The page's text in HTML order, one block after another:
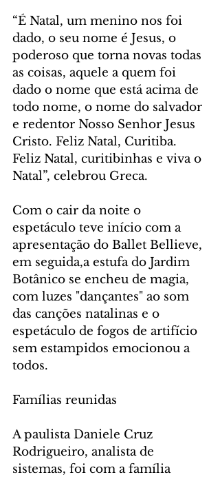
“É Natal, um menino nos foi
dado, o seu nome é Jesus, o
poderoso que torna novas todas
as coisas, aquele a quem foi
dado o nome que está acima de
todo nome, o nome do salvador
e redentor Nosso Senhor Jesus
Cristo. Feliz Natal, Curitiba.
Feliz Natal, curitibinhas e viva o
Natal”, celebrou Greca.
Com o cair da noite o
espetáculo teve início com a
apresentação do Ballet Bellieve,
em seguida,a estufa do Jardim
Botânico se encheu de magia,
com luzes "dançantes" ao som
das canções natalinas e o
espetáculo de fogos de artifício
sem estampidos emocionou a
todos.
Famílias reunidas
A paulista Daniele Cruz
Rodrigueiro, analista de
sistemas, foi com a família